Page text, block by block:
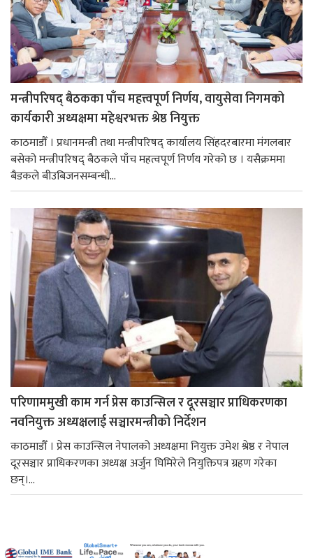
मन्त्रीपरिषद् बैठकका पाँच महत्त्वपूर्ण निर्णय, वायुसेवा निगमको
कार्यकारी अध्यक्षमा महेश्वरभक्त श्रेष्ठ नियुक्त
काठमाडौँ । प्रधानमन्त्री तथा मन्त्रीपरिषद् कार्यालय सिंहदरबारमा मंगलबार
बसेको मन्त्रीपरिषद् बैठकले पाँच महत्वपूर्ण निर्णय गरेको छ । यसैक्रममा
बैडकले बीउबिजनसम्बन्धी...
परिणाममुखी काम गर्न प्रेस काउन्सिल र दूरसञ्चार प्राधिकरणका
नवनियुक्त अध्यक्षलाई सञ्चारमन्त्रीको निर्देशन
काठमाडौँ । प्रेस काउन्सिल नेपालको अध्यक्षमा नियुक्त उमेश श्रेष्ठ र नेपाल
दूरसञ्चार प्राधिकरणका अध्यक्ष अर्जुन घिमिरेले नियुक्तिपत्र ग्रहण गरेका
छन्।...